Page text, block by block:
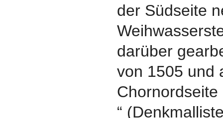
der Südseite
darüber
von 1505 und
“